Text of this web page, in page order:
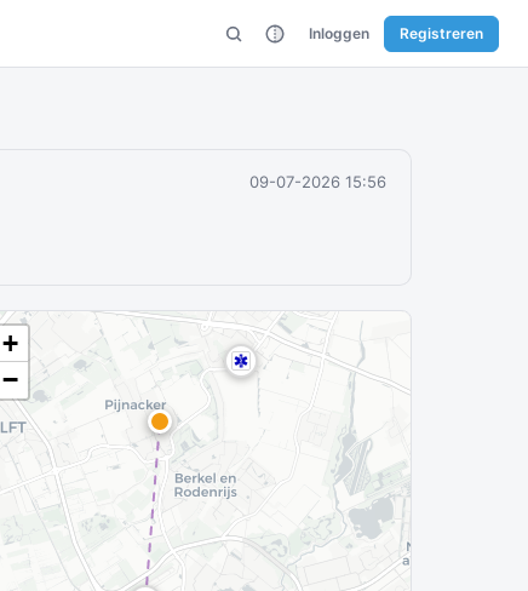
Inloggen Registreren
09-07-2026 15:56
+
−